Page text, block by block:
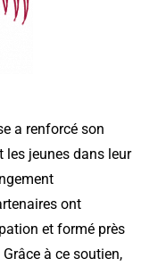
a renforcé son
jeunes dans leur
ont
et formé près
à ce soutien,